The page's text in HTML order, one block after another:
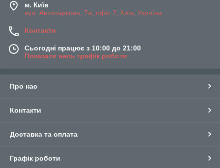
м. Київ
вул. Автопаркова, 7а, офіс 7, Київ, Україна
Контакти
Сьогодні працює з 10:00 до 21:00
Показати весь графік роботи
Про нас
Контакти
Доставка та оплата
Графік роботи